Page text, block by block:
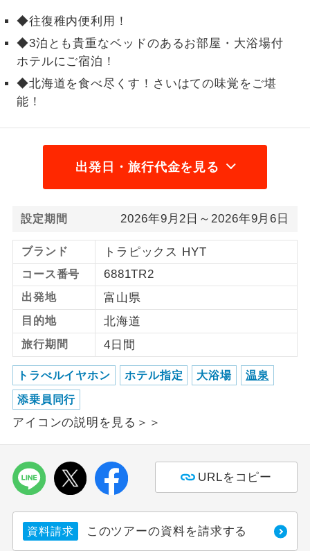
◆往復稚内便利用！
◆3泊とも貴重なベッドのあるお部屋・大浴場付
ホテルにご宿泊！
◆北海道を食べ尽くす！さいはての味覚をご堪
能！
出発日・旅行代金を見る
設定期間 2026年9月2日～2026年9月6日
ブランド トラピックス HYT
コース番号 6881TR2
出発地 富山県
目的地 北海道
旅行期間 4日間
トラべルイヤホン ホテル指定 大浴場 温泉
添乗員同行
アイコンの説明を見る＞＞
URLをコピー
資料請求 このツアーの資料を請求する
1名様催行
す。
2名様催行
2名様から出発可能な個人型プランで
す。
1名様1室同代
1名様1室利用でも追加料金がかからない
コースです。
ご夫婦限定
ご夫婦限定でご参加いただけるコースで
女性限定
女性限定でご参加いただけるコースで
す。
年齢制限あり
ご参加にあたり年齢に制限があるコース
です。
航空会社指定
利用航空会社が指定なので、ご出発の計
画にとても便利です。
ホテル指定